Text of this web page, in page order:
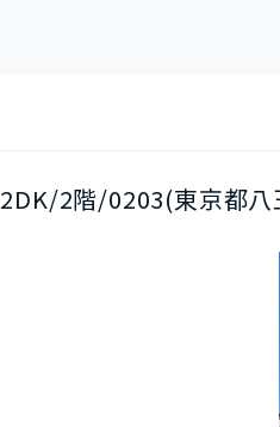
2DK/2階/0203(東京都